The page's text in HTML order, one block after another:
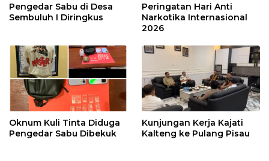
Pengedar Sabu di Desa
Sembuluh I Diringkus
Peringatan Hari Anti
Narkotika Internasional
2026
Oknum Kuli Tinta Diduga
Pengedar Sabu Dibekuk
Kunjungan Kerja Kajati
Kalteng ke Pulang Pisau